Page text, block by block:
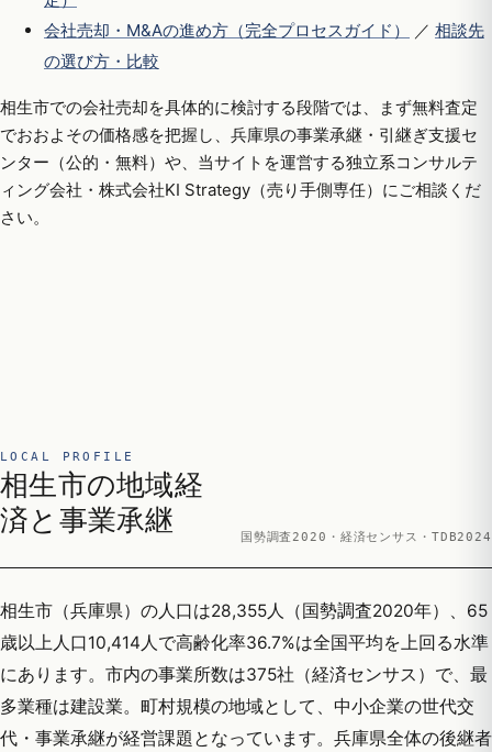
会社売却・M&Aの進め方（完全プロセスガイド）
／ 相談先
の選び方・比較
相生市での会社売却を具体的に検討する段階では、まず無料査定
でおおよその価格感を把握し、兵庫県の事業承継・引継ぎ支援セ
ンター（公的・無料）や、当サイトを運営する独立系コンサルテ
ィング会社・株式会社KI Strategy（売り手側専任）にご相談くだ
さい。
LOCAL PROFILE
相生市の地域経
済と事業承継
国勢調査2020・経済センサス・TDB2024
相生市（兵庫県）の人口は28,355人（国勢調査2020年）、65
歳以上人口10,414人で高齢化率36.7%は全国平均を上回る水準
にあります。市内の事業所数は375社（経済センサス）で、最
多業種は建設業。町村規模の地域として、中小企業の世代交
代・事業承継が経営課題となっています。兵庫県全体の後継者